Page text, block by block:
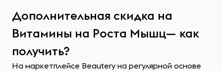
Дополнительная скидка на
Витамины на Роста Мышц— как
получить?
На маркетплейсе Beautery на регулярной основе